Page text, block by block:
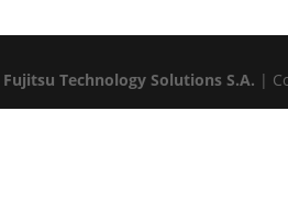
Fujitsu Technology Solutions S.A. |